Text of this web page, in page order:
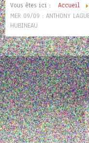
Vous êtes ici : Accueil
MER 09/09 : ANTHONY
HUBINEAU